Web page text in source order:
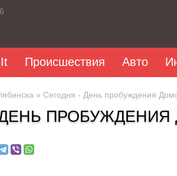
It Происшествия Авто
» Сегодня - День пробуждения